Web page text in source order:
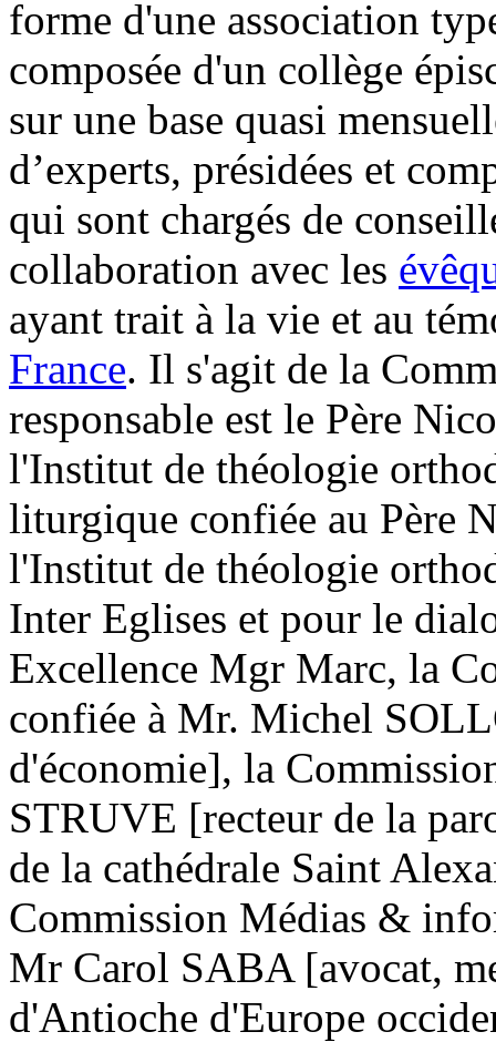
forme d'une association
composée d'un collège
sur une base quasi
d’experts, présidées et
qui sont chargés de
collaboration avec les
ayant trait à la vie et au
France. Il s'agit de la
responsable est le Père
l'Institut de théologie
liturgique confiée au Père
l'Institut de théologie
Inter Eglises et pour le
Excellence Mgr Marc, la
confiée à Mr. Michel
d'économie], la
STRUVE [recteur de la
de la cathédrale Saint
Commission Médias &
Mr Carol SABA [avocat,
d'Antioche d'Europe